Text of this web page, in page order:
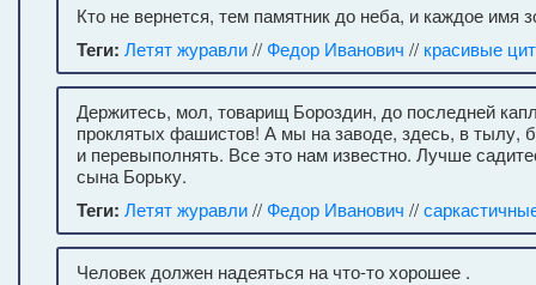
Кто не вернется, тем памятник до неба, и каждое имя
Теги: Летят журавли//Федор Иванович // красивые
Держитесь, мол, товарищ Бороздин, до последней
проклятых фашистов! А мы на заводе, здесь, в тылу,
и перевыполнять. Все это нам известно. Лучше
сына Борьку.
Теги: Летят журавли//Федор Иванович //
Человек должен надеяться на что-то хорошее .